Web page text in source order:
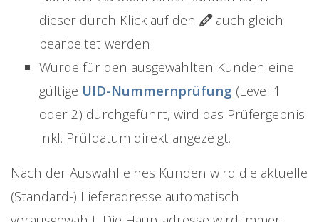
dieser durch Klick auf den
auch gleich
bearbeitet werden
Wurde für den ausgewählten Kunden eine
gültige UID-Nummernprüfung (Level 1
oder 2) durchgeführt, wird das Prüfergebnis
inkl. Prüfdatum direkt angezeigt.
Nach der Auswahl eines Kunden wird die aktuelle
(Standard-) Lieferadresse automatisch